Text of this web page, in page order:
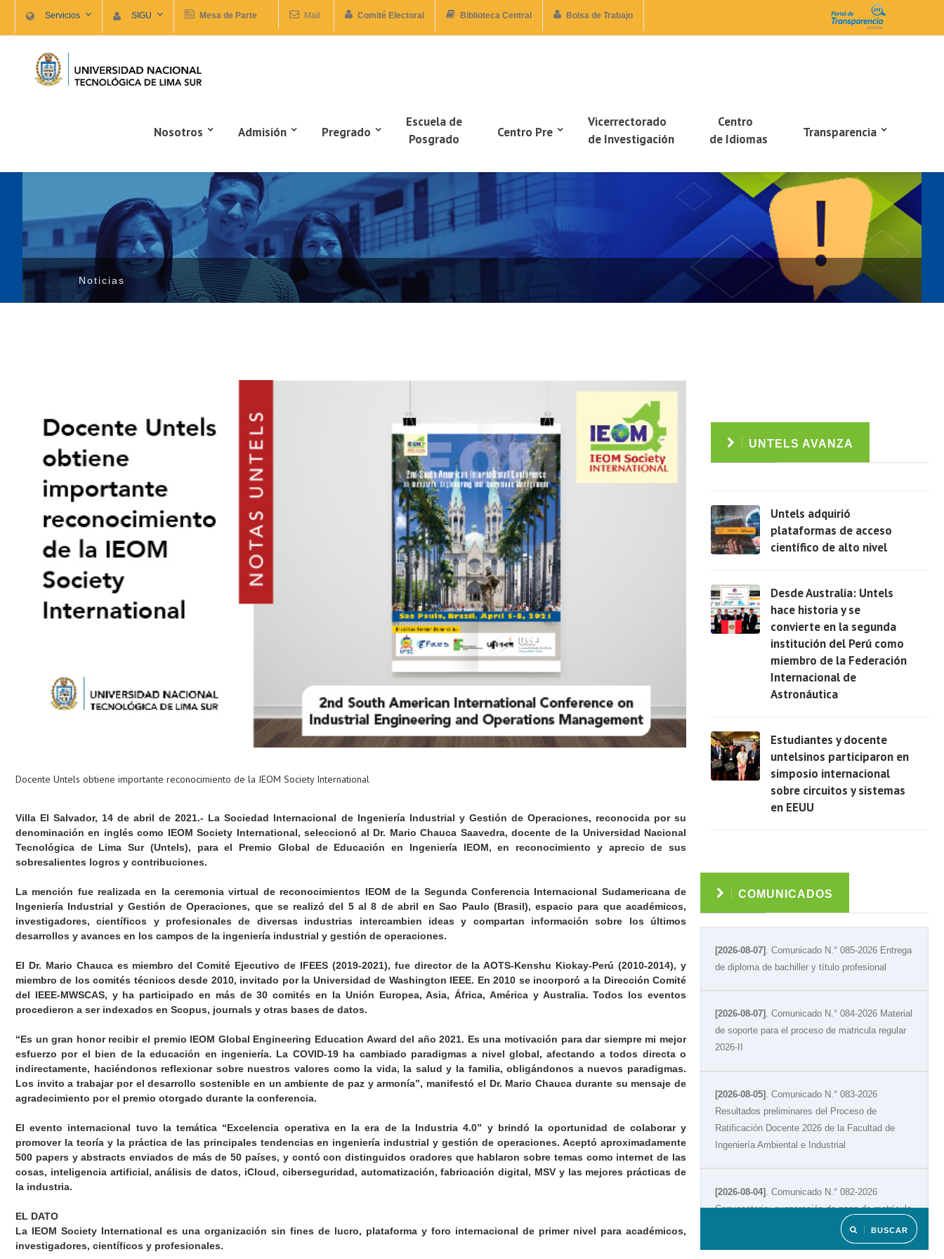
Servicios SIGU Mesa de Parte Mail Comité Electoral Biblioteca Central Bolsa de Trabajo
Nosotros Admisión Pregrado
Escuela de
Posgrado
Centro Pre
Vicerrectorado
de Investigación
Centro
de Idiomas
Transparencia
Noticias
Docente Untels obtiene importante reconocimiento de la IEOM Society International
Villa El Salvador, 14 de abril de 2021.- La Sociedad Internacional de Ingeniería Industrial y Gestión de Operaciones, reconocida por su
denominación en inglés como IEOM Society International, seleccionó al Dr. Mario Chauca Saavedra, docente de la Universidad Nacional
Tecnológica de Lima Sur (Untels), para el Premio Global de Educación en Ingeniería IEOM, en reconocimiento y aprecio de sus
sobresalientes logros y contribuciones.
La mención fue realizada en la ceremonia virtual de reconocimientos IEOM de la Segunda Conferencia Internacional Sudamericana de
Ingeniería Industrial y Gestión de Operaciones, que se realizó del 5 al 8 de abril en Sao Paulo (Brasil), espacio para que académicos,
investigadores, científicos y profesionales de diversas industrias intercambien ideas y compartan información sobre los últimos
desarrollos y avances en los campos de la ingeniería industrial y gestión de operaciones.
El Dr. Mario Chauca es miembro del Comité Ejecutivo de IFEES (2019-2021), fue director de la AOTS-Kenshu Kiokay-Perú (2010-2014), y
miembro de los comités técnicos desde 2010, invitado por la Universidad de Washington IEEE. En 2010 se incorporó a la Dirección Comité
del IEEE-MWSCAS, y ha participado en más de 30 comités en la Unión Europea, Asia, África, América y Australia. Todos los eventos
procedieron a ser indexados en Scopus, journals y otras bases de datos.
“Es un gran honor recibir el premio IEOM Global Engineering Education Award del año 2021. Es una motivación para dar siempre mi mejor
esfuerzo por el bien de la educación en ingeniería. La COVID-19 ha cambiado paradigmas a nivel global, afectando a todos directa o
indirectamente, haciéndonos reflexionar sobre nuestros valores como la vida, la salud y la familia, obligándonos a nuevos paradigmas.
Los invito a trabajar por el desarrollo sostenible en un ambiente de paz y armonía”, manifestó el Dr. Mario Chauca durante su mensaje de
agradecimiento por el premio otorgado durante la conferencia.
El evento internacional tuvo la temática “Excelencia operativa en la era de la Industria 4.0” y brindó la oportunidad de colaborar y
promover la teoría y la práctica de las principales tendencias en ingeniería industrial y gestión de operaciones. Aceptó aproximadamente
500 papers y abstracts enviados de más de 50 países, y contó con distinguidos oradores que hablaron sobre temas como internet de las
cosas, inteligencia artificial, análisis de datos, iCloud, ciberseguridad, automatización, fabricación digital, MSV y las mejores prácticas de
la industria.
EL DATO
La IEOM Society International es una organización sin fines de lucro, plataforma y foro internacional de primer nivel para académicos,
investigadores, científicos y profesionales.
UNTELS AVANZA
Untels adquirió
plataformas de acceso
científico de alto nivel
Desde Australia: Untels
hace historia y se
convierte en la segunda
institución del Perú como
miembro de la Federación
Internacional de
Astronáutica
Estudiantes y docente
untelsinos participaron en
simposio internacional
sobre circuitos y sistemas
en EEUU
COMUNICADOS
[2026-08-07]
. Comunicado N.° 085-2026 Entrega
de diploma de bachiller y título profesional
[2026-08-07] . Comunicado N.° 084-2026 Material
de soporte para el proceso de matricula regular
2026-II
[2026-08-05] . Comunicado N.° 083-2026
Resultados preliminares del Proceso de
Ratificación Docente 2026 de la Facultad de
Ingeniería Ambiental e Industrial
[2026-08-04] . Comunicado N.° 082-2026
Convocatoria: exoneración de pago de matrícula
BUSCAR